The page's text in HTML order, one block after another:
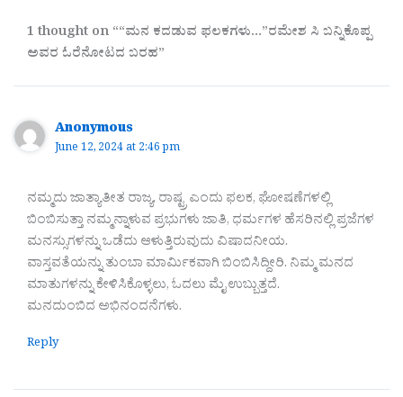
1 thought on ““ಮನ ಕದಡುವ ಫಲಕಗಳು…”ರಮೇಶ ಸಿ ಬನ್ನಿಕೊಪ್ಪ
ಅವರ ಓರೆನೋಟದ ಬರಹ”
Anonymous
June 12, 2024 at 2:46 pm
ನಮ್ಮದು ಜಾತ್ಯಾತೀತ ರಾಜ್ಯ, ರಾಷ್ಟ್ರ ಎಂದು ಫಲಕ, ಘೋಷಣೆಗಳಲ್ಲಿ
ಬಿಂಬಿಸುತ್ತಾ ನಮ್ಮನ್ನಾಳುವ ಪ್ರಭುಗಳು ಜಾತಿ, ಧರ್ಮಗಳ ಹೆಸರಿನಲ್ಲಿ ಪ್ರಜೆಗಳ
ಮನಸ್ಸುಗಳನ್ನು ಒಡೆದು ಆಳುತ್ತಿರುವುದು ವಿಷಾದನೀಯ.
ವಾಸ್ತವತೆಯನ್ನು ತುಂಬಾ ಮಾರ್ಮಿಕವಾಗಿ ಬಿಂಬಿಸಿದ್ದೀರಿ. ನಿಮ್ಮ ಮನದ
ಮಾತುಗಳನ್ನು ಕೇಳಿಸಿಕೊಳ್ಳಲು, ಓದಲು ಮೈ ಉಬ್ಬುತ್ತದೆ.
ಮನದುಂಬಿದ ಅಭಿನಂದನೆಗಳು.
Reply